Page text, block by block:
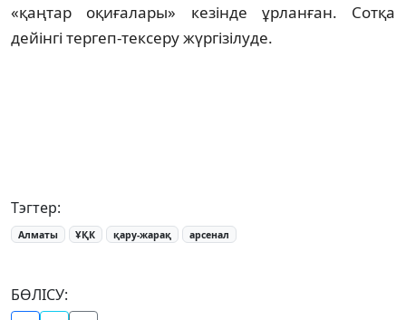
«қаңтар оқиғалары» кезінде ұрланған. Сотқа
дейінгі тергеп-тексеру жүргізілуде.
Тэгтер:
Алматы ҰҚК қару-жарақ арсенал
БӨЛІСУ: